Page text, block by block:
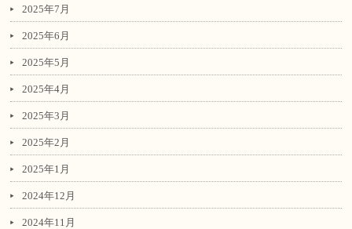
2025年7月
2025年6月
2025年5月
2025年4月
2025年3月
2025年2月
2025年1月
2024年12月
2024年11月